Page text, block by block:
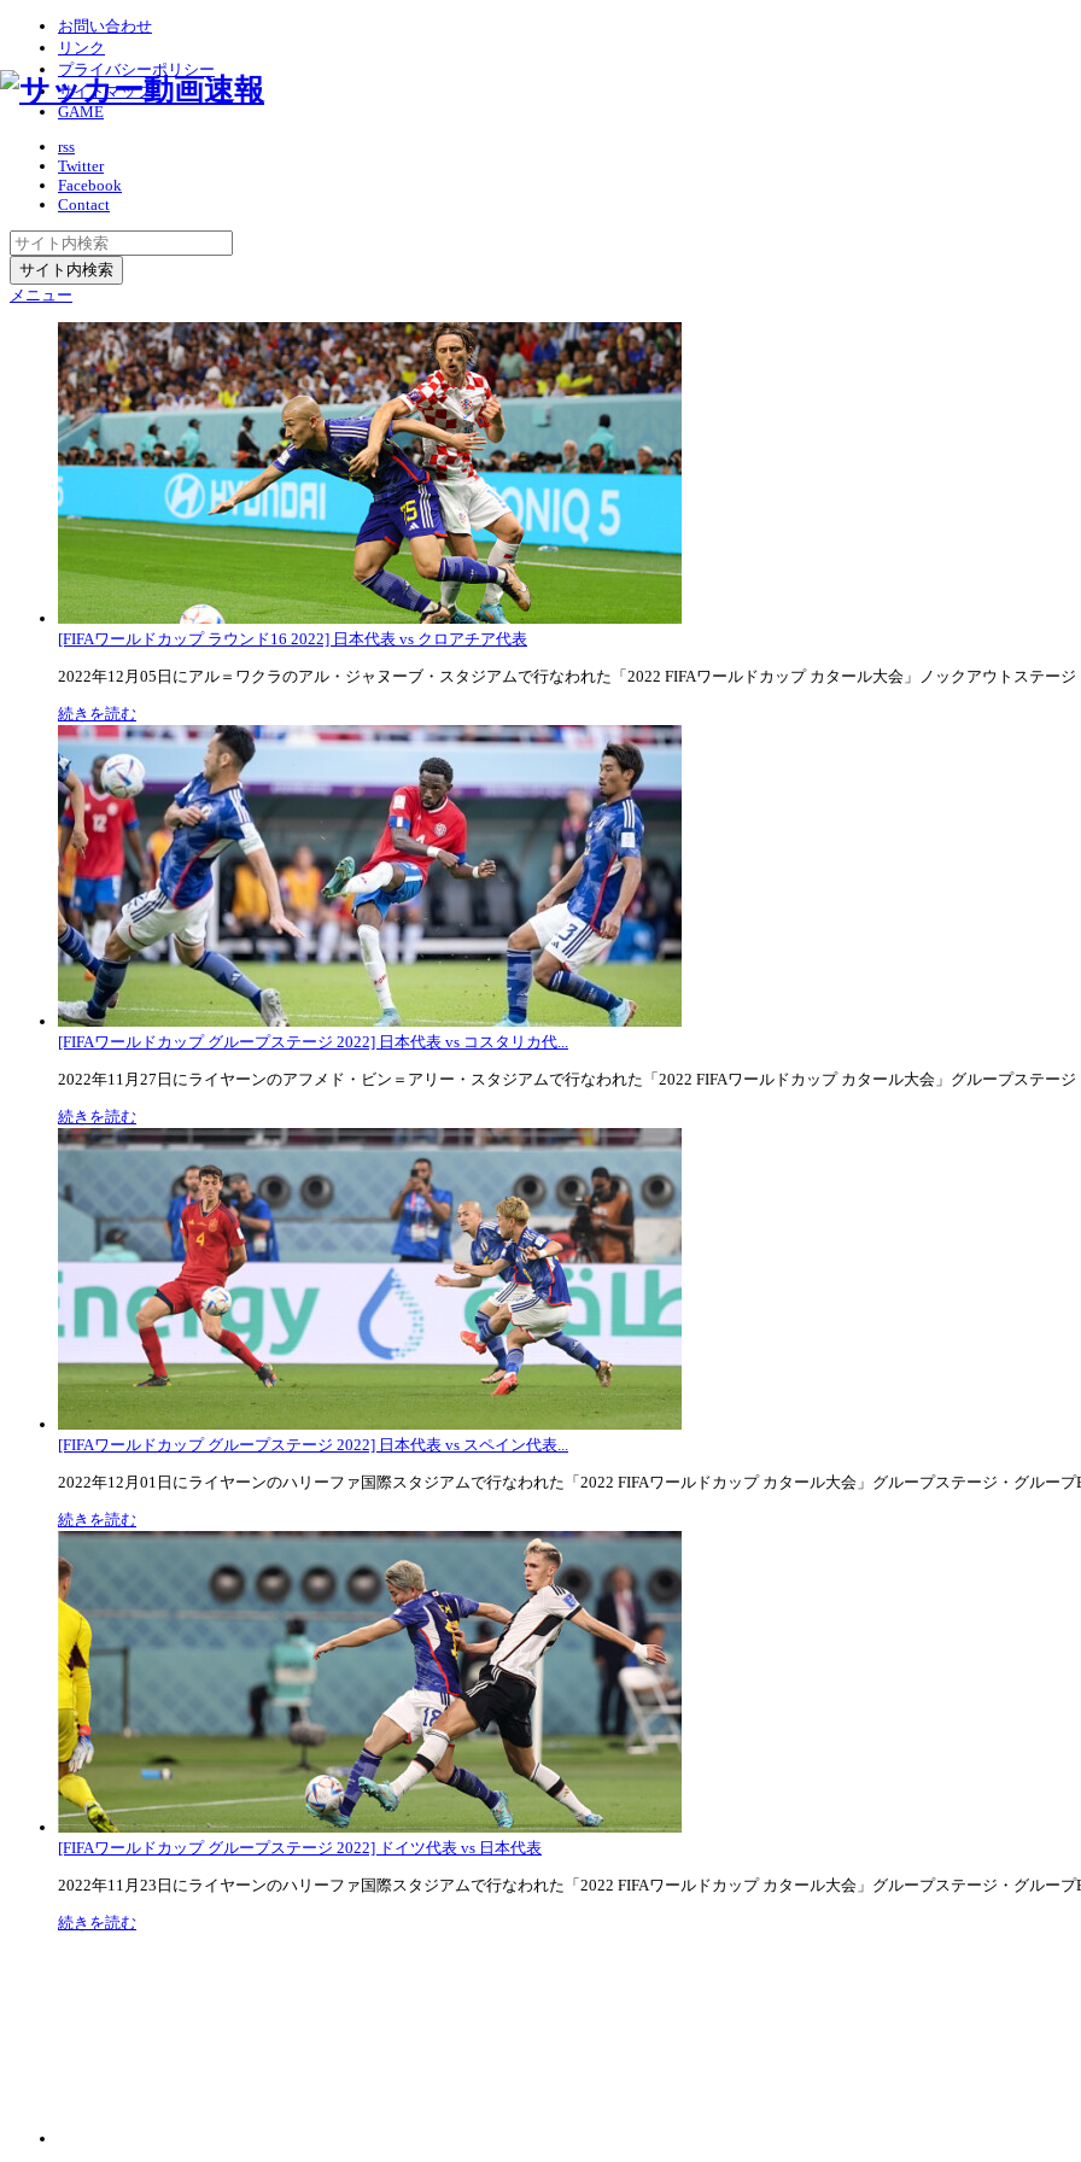
お問い合わせ
リンク
プライバシーポリシー
サイトマップ
GAME
rss
Twitter
Facebook
Contact
メニュー
[FIFAワールドカップ ラウンド16 2022] 日本代表 vs クロアチア代表
2022年12月05日にアル＝ワクラのアル・ジャヌーブ・スタジアムで行なわれた「2022 FIFAワールドカップ カタール大会」ノックアウトステージ
続きを読む
[FIFAワールドカップ グループステージ 2022] 日本代表 vs コスタリカ代...
2022年11月27日にライヤーンのアフメド・ビン＝アリー・スタジアムで行なわれた「2022 FIFAワールドカップ カタール大会」グループステージ
続きを読む
[FIFAワールドカップ グループステージ 2022] 日本代表 vs スペイン代表...
2022年12月01日にライヤーンのハリーファ国際スタジアムで行なわれた「2022 FIFAワールドカップ カタール大会」グループステージ・グループ
続きを読む
[FIFAワールドカップ グループステージ 2022] ドイツ代表 vs 日本代表
2022年11月23日にライヤーンのハリーファ国際スタジアムで行なわれた「2022 FIFAワールドカップ カタール大会」グループステージ・グループ
続きを読む